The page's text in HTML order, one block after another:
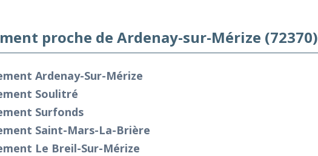
proche de Ardenay-sur-Mérize (72370)
Ardenay-Sur-Mérize
Soulitré
Surfonds
Saint-Mars-La-Brière
Le Breil-Sur-Mérize